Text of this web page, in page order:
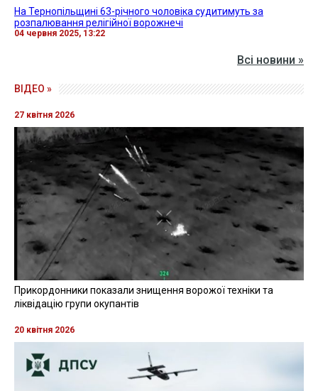
На Тернопільщині 63-річного чоловіка судитимуть за
розпалювання релігійної ворожнечі
04 червня 2025, 13:22
Всі новини »
ВІДЕО »
27 квітня 2026
Прикордонники показали знищення ворожої техніки та
ліквідацію групи окупантів
20 квітня 2026